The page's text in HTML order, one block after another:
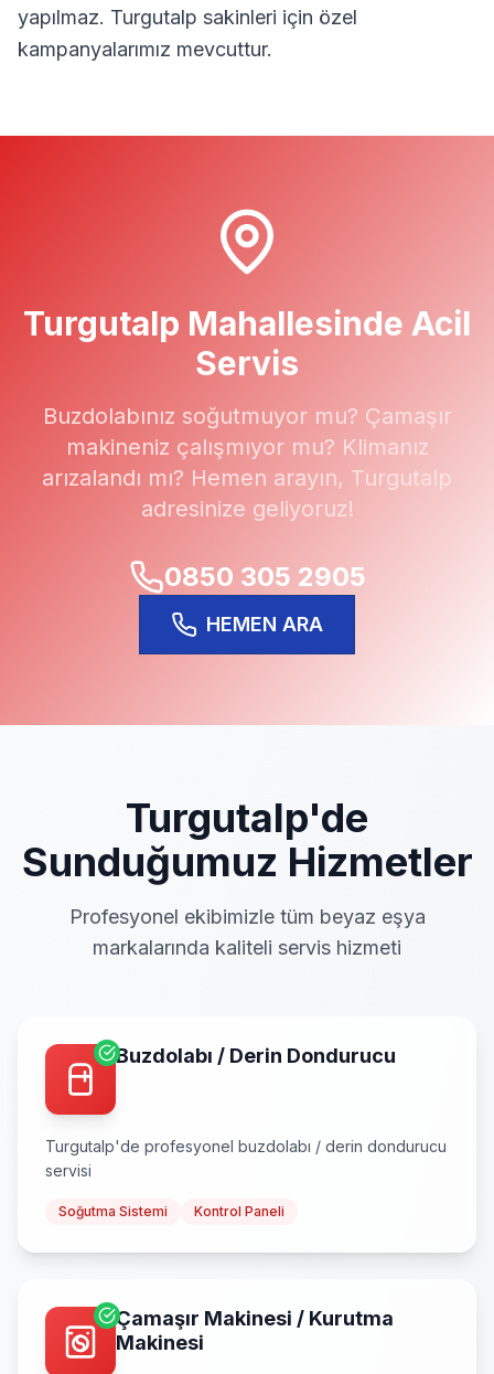
yapılmaz. Turgutalp sakinleri için özel
kampanyalarımız mevcuttur.
Turgutalp Mahallesinde Acil
Servis
Buzdolabınız soğutmuyor mu? Çamaşır
makineniz çalışmıyor mu? Klimanız
arızalandı mı? Hemen arayın, Turgutalp
adresinize geliyoruz!
0850 305 2905
HEMEN ARA
Turgutalp'de
Sunduğumuz Hizmetler
Profesyonel ekibimizle tüm beyaz eşya
markalarında kaliteli servis hizmeti
Buzdolabı / Derin Dondurucu
Turgutalp'de profesyonel buzdolabı / derin dondurucu
servisi
Soğutma Sistemi Kontrol Paneli
Çamaşır Makinesi / Kurutma
Makinesi